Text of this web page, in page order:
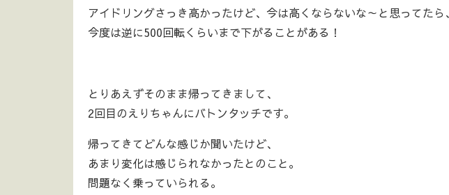
アイドリングさっき高かったけど、今は高くならないな～と思ってたら、
今度は逆に500回転くらいまで下がることがある！
とりあえずそのまま帰ってきまして、
2回目のえりちゃんにバトンタッチです。
帰ってきてどんな感じか聞いたけど、
あまり変化は感じられなかったとのこと。
問題なく乗っていられる。